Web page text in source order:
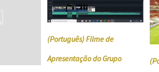
(Português) Filme de
Apresentação do Grupo